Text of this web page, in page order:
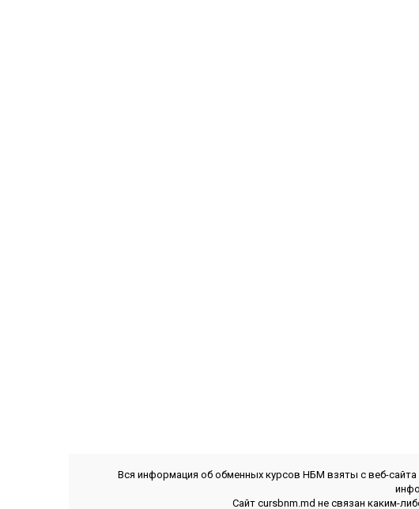
Вся информация об обменных курсов НБМ взяты с веб-сайта
Сайт cursbnm.md не связан каким-